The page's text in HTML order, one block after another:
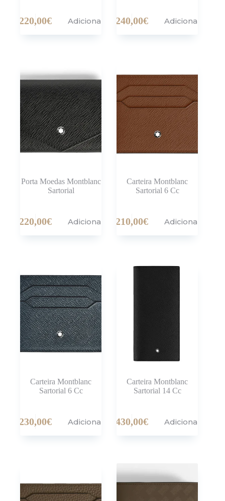
220,00€ Adicionar 240,00€ Adicionar
Porta Moedas Montblanc
Sartorial
220,00€ Adicionar
Carteira Montblanc
Sartorial 6 Cc
210,00€ Adicionar
Carteira Montblanc
Sartorial 6 Cc
230,00€ Adicionar
Carteira Montblanc
Sartorial 14 Cc
430,00€ Adicionar